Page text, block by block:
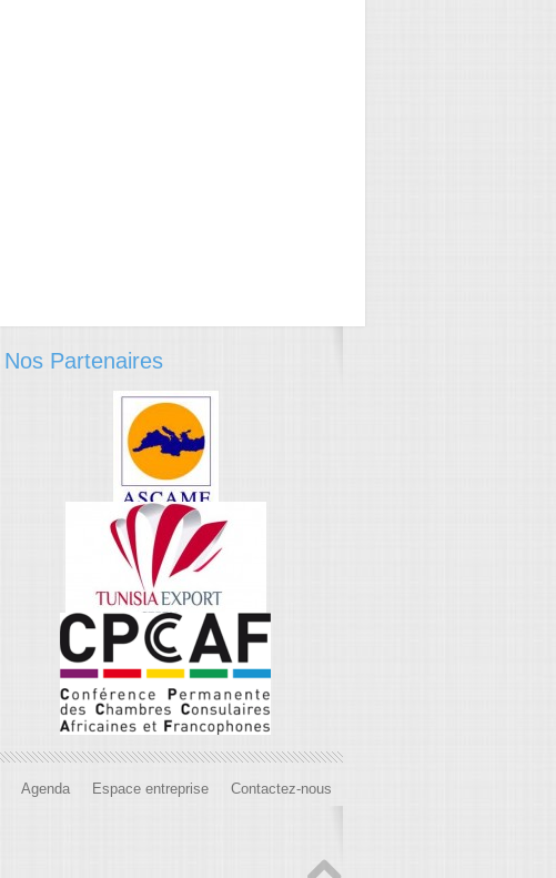
Nos Partenaires
Agenda Espace entreprise Contactez-nous